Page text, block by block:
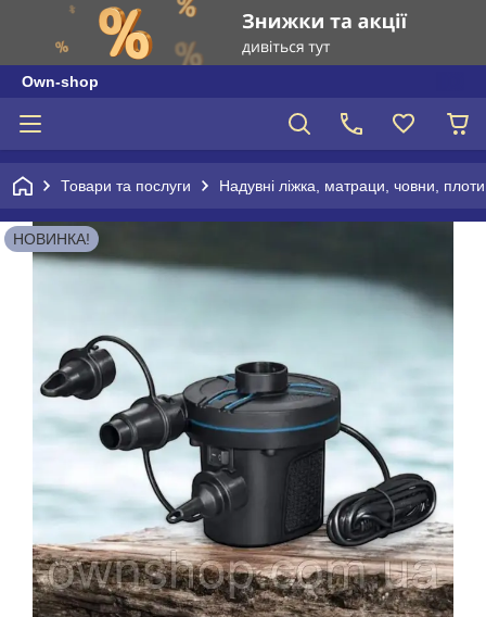
Own-shop
Товари та послуги Надувні ліжка, матраци, човни, плоти
НОВИНКА!